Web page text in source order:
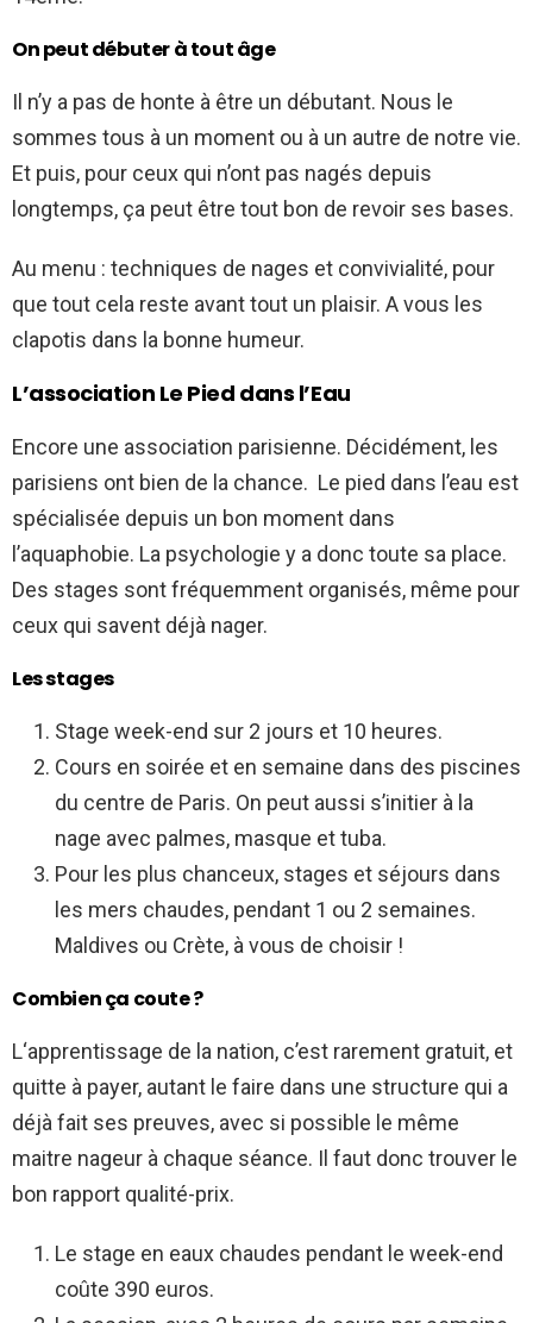
On peut débuter à tout âge
Il n’y a pas de honte à être un débutant. Nous le
sommes tous à un moment ou à un autre de notre vie.
Et puis, pour ceux qui n’ont pas nagés depuis
longtemps, ça peut être tout bon de revoir ses bases.
Au menu : techniques de nages et convivialité, pour
que tout cela reste avant tout un plaisir. A vous les
clapotis dans la bonne humeur.
L’association Le Pied dans l’Eau
Encore une association parisienne. Décidément, les
parisiens ont bien de la chance. Le pied dans l’eau est
spécialisée depuis un bon moment dans
l’aquaphobie. La psychologie y a donc toute sa place.
Des stages sont fréquemment organisés, même pour
ceux qui savent déjà nager.
Les stages
Stage week-end sur 2 jours et 10 heures.
Cours en soirée et en semaine dans des piscines
du centre de Paris. On peut aussi s’initier à la
nage avec palmes, masque et tuba.
Pour les plus chanceux, stages et séjours dans
les mers chaudes, pendant 1 ou 2 semaines.
Maldives ou Crète, à vous de choisir !
Combien ça coute ?
L‘apprentissage de la nation, c’est rarement gratuit, et
quitte à payer, autant le faire dans une structure qui a
déjà fait ses preuves, avec si possible le même
maitre nageur à chaque séance. Il faut donc trouver le
bon rapport qualité-prix.
Le stage en eaux chaudes pendant le week-end
coûte 390 euros.